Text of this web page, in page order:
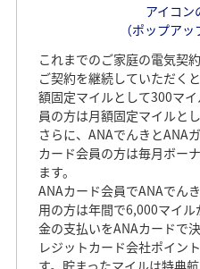
アイコン
（ポップア
これまでのご家庭の電気契
ご契約を継続していただく
額固定マイルとして300マ
員の方は月額固定マイルと
さらに、ANAでんきとANA
カード会員の方は毎月ボー
ます。
ANAカード会員でANAでん
用の方は年間で6,000マイ
金の支払いをANAカードで
レジットカード会社ポイン
す。貯まったマイルは特典